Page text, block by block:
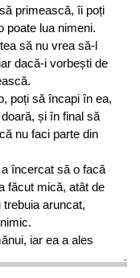
primească, îi poți
poate lua nimeni.
să nu vrea să-l
dacă-i vorbești de
poți să încapi în ea,
și în final să
nu faci parte din
încercat să o facă
făcut mică, atât de
aruncat,
iar ea a ales